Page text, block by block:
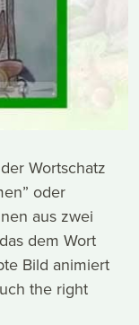
Wortschatz
oder
aus zwei
dem Wort
Bild animiert
the right